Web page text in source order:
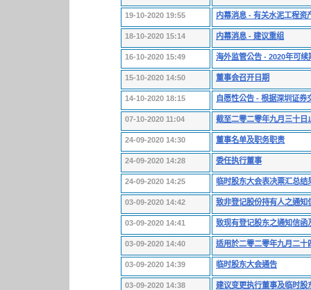
19-10-2020 19:55 内幕消息 - 有关水泥工程资
18-10-2020 15:14 内幕消息 - 建议重组
16-10-2020 15:49 海外监管公告 - 2020年可
15-10-2020 14:50 董事会召开日期
14-10-2020 18:15 自愿性公告 - 根据深圳证券
07-10-2020 11:04 截至二零二零年九月三十日
24-09-2020 14:30 董事名单及职务职责
24-09-2020 14:28 委任执行董事
24-09-2020 14:25 临时股东大会表决票汇总结
03-09-2020 14:42 致非登记股份持有人之通知
03-09-2020 14:41 致现有登记股东之通知信函
03-09-2020 14:40 适用於二零二零年九月二十
03-09-2020 14:39 临时股东大会通告
03-09-2020 14:38 建议变更执行董事及临时股